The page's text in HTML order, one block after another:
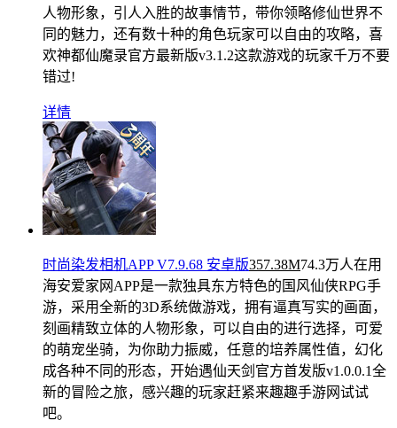
人物形象，引人入胜的故事情节，带你领略修仙世界不
同的魅力，还有数十种的角色玩家可以自由的攻略，喜
欢神都仙魔录官方最新版v3.1.2这款游戏的玩家千万不要
错过!
详情
时尚染发相机APP V7.9.68 安卓版357.38M74.3万人在用
海安爱家网APP是一款独具东方特色的国风仙侠RPG手
游，采用全新的3D系统做游戏，拥有逼真写实的画面，
刻画精致立体的人物形象，可以自由的进行选择，可爱
的萌宠坐骑，为你助力振威，任意的培养属性值，幻化
成各种不同的形态，开始遇仙天剑官方首发版v1.0.0.1全
新的冒险之旅，感兴趣的玩家赶紧来趣趣手游网试试
吧。